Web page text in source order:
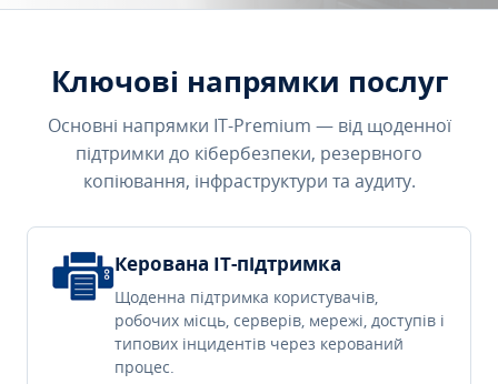
Ключові напрямки послуг
Основні напрямки IT-Premium — від щоденної
підтримки до кібербезпеки, резервного
копіювання, інфраструктури та аудиту.
Керована IT-підтримка
Щоденна підтримка користувачів,
робочих місць, серверів, мережі, доступів і
типових інцидентів через керований
процес.